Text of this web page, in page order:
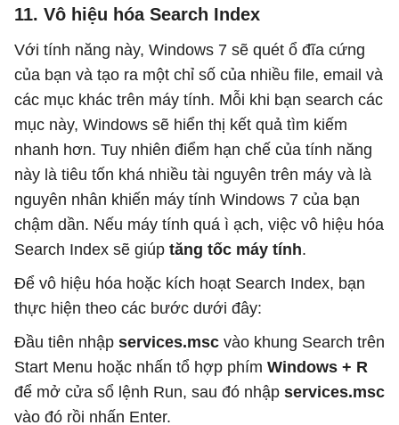
11. Vô hiệu hóa Search Index
Với tính năng này, Windows 7 sẽ quét ổ đĩa cứng
của bạn và tạo ra một chỉ số của nhiều file, email và
các mục khác trên máy tính. Mỗi khi bạn search các
mục này, Windows sẽ hiển thị kết quả tìm kiếm
nhanh hơn. Tuy nhiên điểm hạn chế của tính năng
này là tiêu tốn khá nhiều tài nguyên trên máy và là
nguyên nhân khiến máy tính Windows 7 của bạn
chậm dần. Nếu máy tính quá ì ạch, việc vô hiệu hóa
Search Index sẽ giúp tăng tốc máy tính.
Để vô hiệu hóa hoặc kích hoạt Search Index, bạn
thực hiện theo các bước dưới đây:
Đầu tiên nhập services.msc vào khung Search trên
Start Menu hoặc nhấn tổ hợp phím Windows + R
để mở cửa sổ lệnh Run, sau đó nhập services.msc
vào đó rồi nhấn Enter.